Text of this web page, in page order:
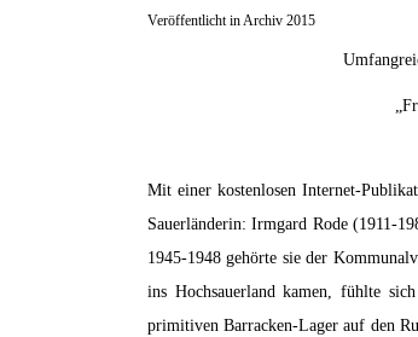
Veröffentlicht in Archiv 2015
Mit einer kostenlosen Internet-
Sauerländerin: Irmgard Rode (1911-
1945-1948 gehörte sie der
ins Hochsauerland kamen, fühlte
primitiven Barracken-Lager auf den